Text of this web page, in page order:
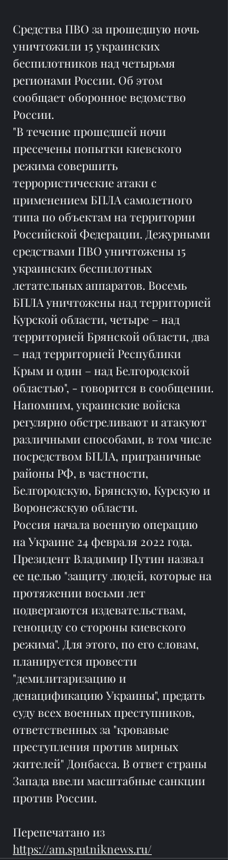
Средства ПВО за прошедшую ночь
уничтожили 15 украинских
беспилотников над четырьмя
регионами России. Об этом
сообщает оборонное ведомство
России.
"В течение прошедшей ночи
пресечены попытки киевского
режима совершить
террористические атаки c
применением БПЛА самолетного
типа по объектам на территории
Российской Федерации. Дежурными
средствами ПВО уничтожены 15
украинских беспилотных
летательных аппаратов. Восемь
БПЛА уничтожены над территорией
Курской области, четыре – над
территорией Брянской области, два
– над территорией Республики
Крым и один – над Белгородской
областью", - говорится в сообщении.
Напомним, украинские войска
регулярно обстреливают и атакуют
различными способами, в том числе
посредством БПЛА, приграничные
районы РФ, в частности,
Белгородскую, Брянскую, Курскую и
Воронежскую области.
Россия начала военную операцию
на Украине 24 февраля 2022 года.
Президент Владимир Путин назвал
ее целью "защиту людей, которые на
протяжении восьми лет
подвергаются издевательствам,
геноциду со стороны киевского
режима". Для этого, по его словам,
планируется провести
"демилитаризацию и
денацификацию Украины", предать
суду всех военных преступников,
ответственных за "кровавые
преступления против мирных
жителей" Донбасса. В ответ страны
Запада ввели масштабные санкции
против России.
Перепечатано из
https://am.sputniknews.ru/